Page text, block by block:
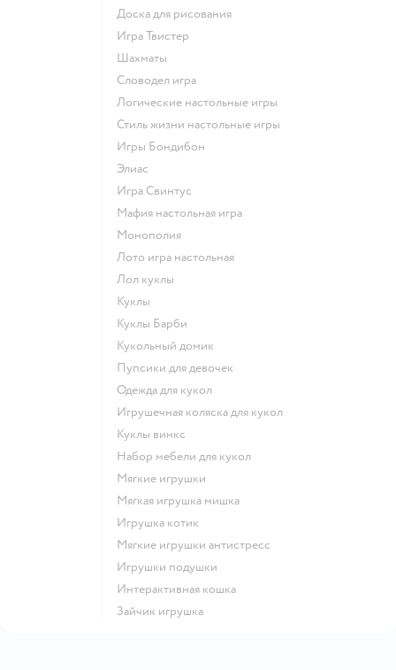
Доска для рисования
Игра Твистер
Шахматы
Словодел игра
Логические настольные игры
Стиль жизни настольные игры
Игры Бондибон
Элиас
Игра Свинтус
Мафия настольная игра
Монополия
Лото игра настольная
Лол куклы
Куклы
Куклы Барби
Кукольный домик
Пупсики для девочек
Одежда для кукол
Игрушечная коляска для кукол
Куклы винкс
Набор мебели для кукол
Мягкие игрушки
Мягкая игрушка мишка
Игрушка котик
Мягкие игрушки антистресс
Игрушки подушки
Интерактивная кошка
Зайчик игрушка